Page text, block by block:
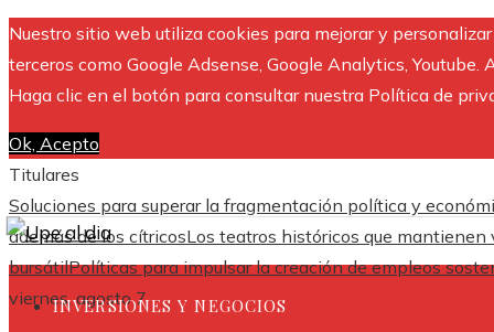
Nuestro sitio web utiliza cookies para mejorar y
terceros como Google Adsense, Google Analytics,
Haga clic en el botón para consultar nuestra Política de
Ok, Acepto
Titulares
Soluciones para superar la fragmentación política y
además de los cítricosLos teatros históricos que
bursátilPolíticas para impulsar la creación de empleos
viernes, agosto 7
INVERSIONES Y NEGOCIOS